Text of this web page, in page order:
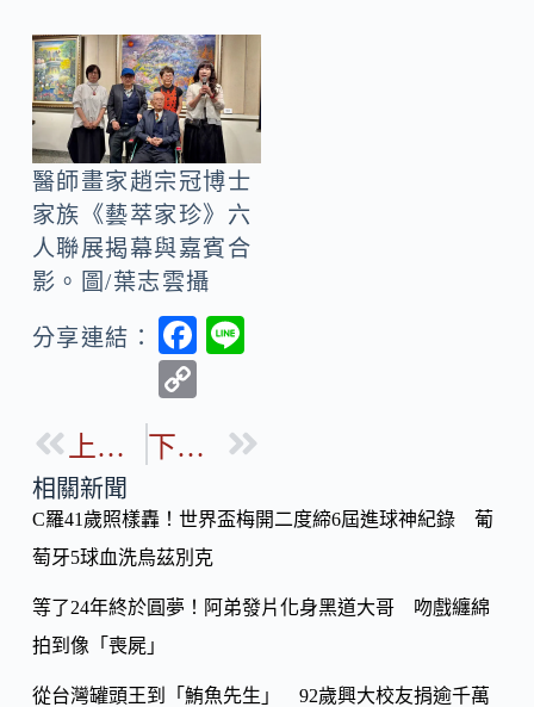
醫師畫家趙宗冠博士
家族《藝萃家珍》六
人聯展揭幕與嘉賓合
影。圖/葉志雲攝
分享連結：
F
b
o
k
p
Li
n
k
上一篇 下一篇
相關新聞
C羅41歲照樣轟！世界盃梅開二度締6屆進球神紀錄 葡
萄牙5球血洗烏茲別克
等了24年終於圓夢！阿弟發片化身黑道大哥 吻戲纏綿
拍到像「喪屍」
從台灣罐頭王到「鮪魚先生」 92歲興大校友捐逾千萬